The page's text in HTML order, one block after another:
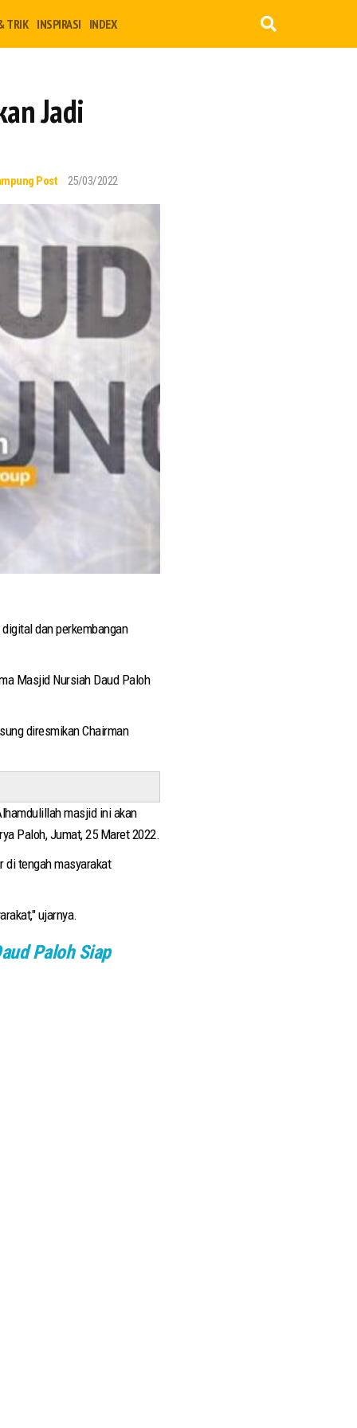
TRIK INSPIRASI INDEX
Jadi
Post 25/03/2022
dan perkembangan
Masjid Nursiah Daud Paloh
diresmikan Chairman
masjid ini akan
Paloh, Jumat, 25 Maret 2022.
di tengah masyarakat
ujarnya.
Paloh Siap